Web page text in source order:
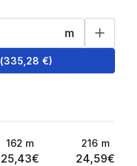
m
(335,28 €)
162 m
25,43€
216 m
24,59€